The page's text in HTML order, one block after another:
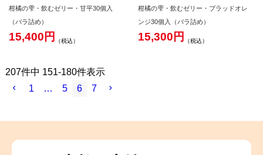
柑橘の雫・飲むゼリー・甘平30個入
（バラ詰め）
15,400 税込
柑橘の雫・飲むゼリー・ブラッドオレ
ンジ30個入（バラ詰め）
15,300 税込
207件中 151-180件表示
1
… 5 6 7